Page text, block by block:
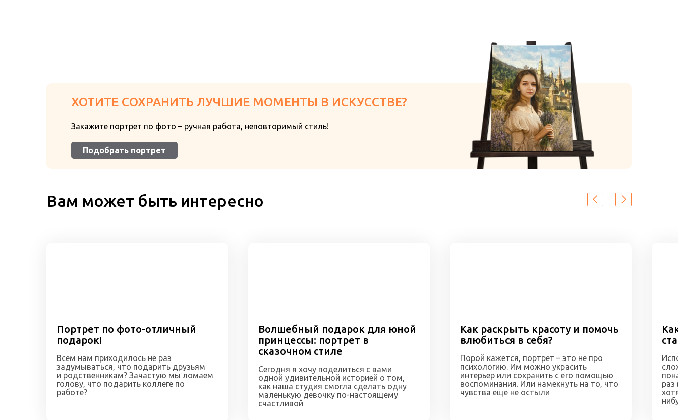
Подобрать портрет
Закажите портрет по фото – ручная работа, неповторимый стиль!
ХОТИТЕ СОХРАНИТЬ ЛУЧШИЕ МОМЕНТЫ В ИСКУССТВЕ?
Вам может быть интересно
Порой кажется, портрет – это не про
психологию. Им можно украсить
интерьер или сохранить с его помощью
воспоминания. Или намекнуть на то, что
чувства еще не остыли
Как раскрыть красоту и помочь
влюбиться в себя?
Сегодня я хочу поделиться с вами
одной удивительной историей о том,
как наша студия смогла сделать одну
маленькую девочку по-настоящему
счастливой
Волшебный подарок для юной
принцессы: портрет в
сказочном стиле
Всем нам приходилось не раз
задумываться, что подарить друзьям
и родственникам? Зачастую мы ломаем
голову, что подарить коллеге по
работе?
Портрет по фото-отличный
подарок!